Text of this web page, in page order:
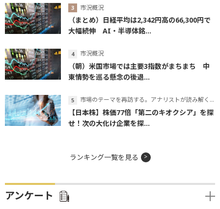
市況概況
（まとめ）日経平均は2,342円高の66,300円で
大幅続伸 AI・半導体銘...
市況概況
（朝）米国市場では主要3指数がまちまち 中
東情勢を巡る懸念の後退...
市場のテーマを再訪する。アナリストが読み解くテーマの本質
【日本株】株価77倍「第二のキオクシア」を探
せ！次の大化け企業を探...
ランキング一覧を見る
アンケート